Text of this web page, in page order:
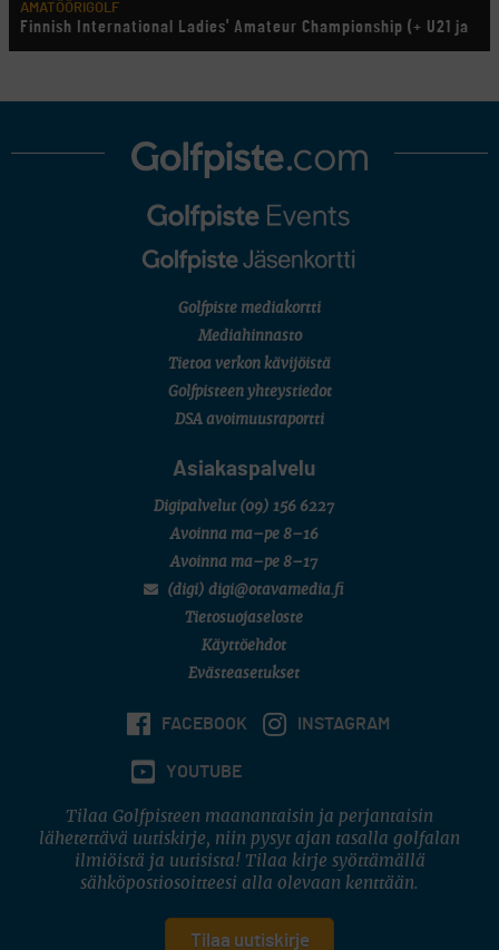
AMATÖÖRIGOLF
Finnish International Ladies' Amateur Championship (+ U21 ja
U18/FJT/Aulanko)
LEGENDS TOUR
U.S. Women's Amateur Championship
English Boys' (U14) Open Amateur Stroke Play Championship
Eeli Krankka, Lionel Mutikainen
Kivitippu Classic Invitational 2026
SM-reikäpeli (M50/Kymen Golf)
7 (U18 ja U21/pojat/Tahko)
Golfpiste mediakortti
Mediahinnasto
Tietoa verkon kävijöistä
Golfpisteen yhteystiedot
DSA avoimuusraportti
Asiakaspalvelu
Digipalvelut (09) 156 6227
Avoinna ma–pe 8–16
Avoinna ma–pe 8–17
(digi) digi@otavamedia.fi
Tietosuojaseloste
Käyttöehdot
Evästeasetukset
FACEBOOK INSTAGRAM
YOUTUBE
Tilaa Golfpisteen maanantaisin ja perjantaisin
lähetettävä uutiskirje, niin pysyt ajan tasalla golfalan
ilmiöistä ja uutisista! Tilaa kirje syöttämällä
sähköpostiosoitteesi alla olevaan kenttään.
Tilaa uutiskirje